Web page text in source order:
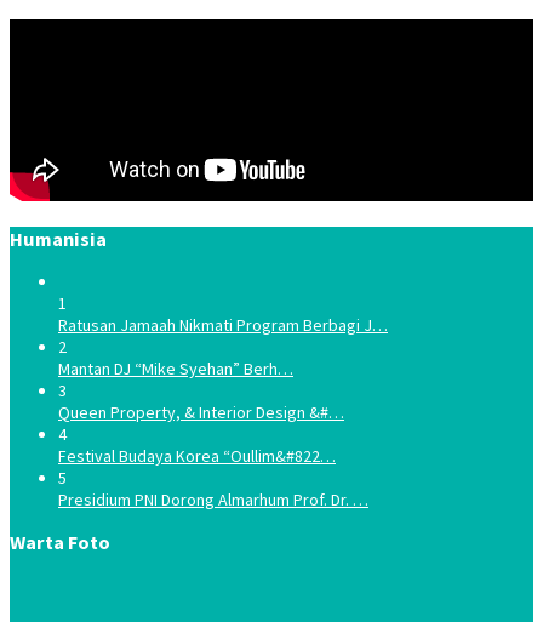
Humanisia
1
Ratusan Jamaah Nikmati Program Berbagi J…
2
Mantan DJ “Mike Syehan” Berh…
3
Queen Property, & Interior Design &#…
4
Festival Budaya Korea “Oullim&#822…
5
Presidium PNI Dorong Almarhum Prof. Dr. …
Warta Foto